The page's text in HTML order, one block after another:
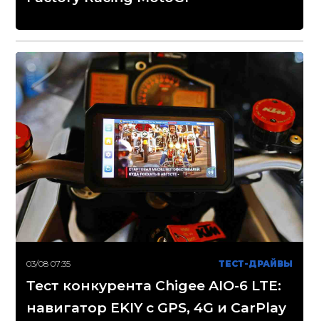
03/08 07:35 ТЕСТ-ДРАЙВЫ
Тест конкурента Chigee AIO-6 LTE:
навигатор EKIY с GPS, 4G и CarPlay